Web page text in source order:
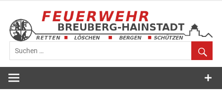
springen
Feuerwehr
Breuberg-